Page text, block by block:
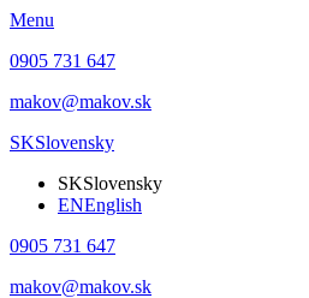
Menu
0905 731 647
makov@makov.sk
SKSlovensky
SKSlovensky
ENEnglish
0905 731 647
makov@makov.sk